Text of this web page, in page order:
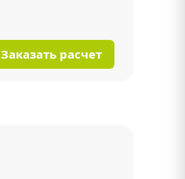
Заказать расчет